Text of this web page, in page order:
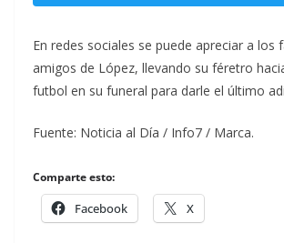
En redes sociales se puede apreciar a los
amigos de López, llevando su féretro
futbol en su funeral para darle el último
Fuente: Noticia al Día / Info7 / Marca.
Comparte esto:
Facebook X